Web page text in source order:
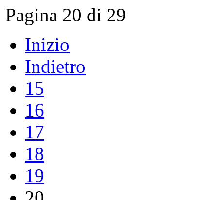
Pagina 20 di 29
Inizio
Indietro
15
16
17
18
19